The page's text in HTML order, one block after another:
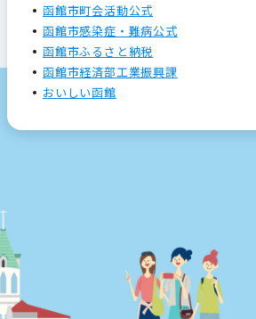
函館市町会活動公式
函館市感染症・難病公式
函館市ふるさと納税
函館市経済部工業振興課
おいしい函館